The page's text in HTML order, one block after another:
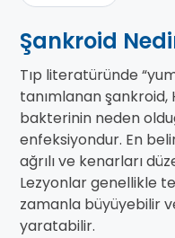
Şankroid
Tıp literatüründe
tanımlanan şankroid,
bakterinin neden
enfeksiyondur. En
ağrılı ve kenarları
Lezyonlar genellikle
zamanla büyüyebilir
yaratabilir.